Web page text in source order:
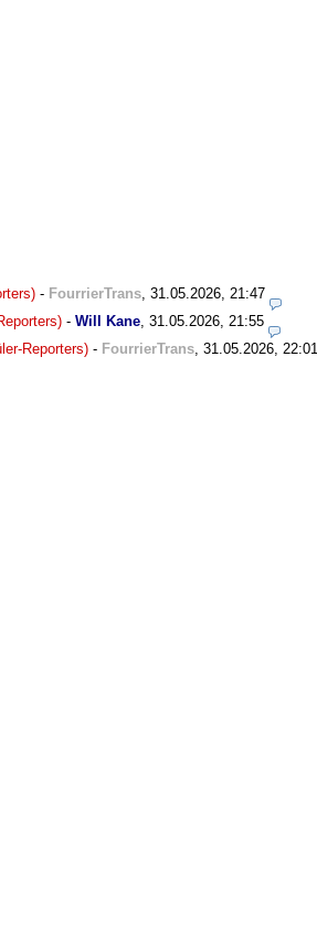
- FourrierTrans 31.05.2026, 21:47
- Will Kane 31.05.2026, 21:55
Reporters) - FourrierTrans 31.05.2026, 22:01